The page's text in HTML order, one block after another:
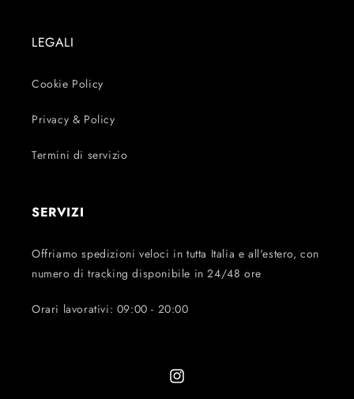
LEGALI
Cookie Policy
Privacy & Policy
Termini di servizio
SERVIZI
Offriamo spedizioni veloci in tutta Italia e all'estero, con
numero di tracking disponibile in 24/48 ore
Orari lavorativi: 09:00 - 20:00
Instagram